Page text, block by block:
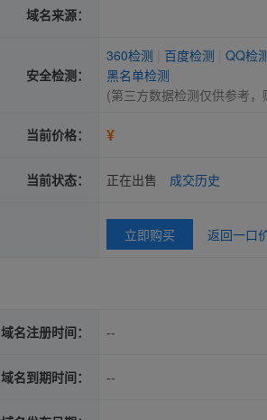
域名来源：
安全检测：
360检测 百度检测
QQ检
黑名单检测
(第三方数据检测仅供参考
当前价格： ¥
当前状态： 正在出售 成交历史
立即购买 返回一口
域名注册时间： --
域名到期时间： --